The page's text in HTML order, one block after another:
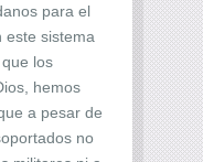
para el
este sistema
los
hemos
a pesar de
no